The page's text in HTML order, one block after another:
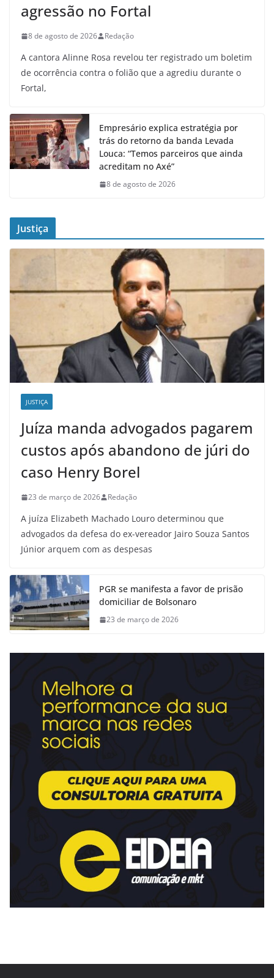
agressão no Fortal
8 de agosto de 2026 Redação
A cantora Alinne Rosa revelou ter registrado um boletim
de ocorrência contra o folião que a agrediu durante o
Fortal,
Empresário explica estratégia por
trás do retorno da banda Levada
Louca: “Temos parceiros que ainda
acreditam no Axé”
8 de agosto de 2026
Justiça
JUSTIÇA
Juíza manda advogados pagarem
custos após abandono de júri do
caso Henry Borel
23 de março de 2026 Redação
A juíza Elizabeth Machado Louro determinou que
advogados da defesa do ex-vereador Jairo Souza Santos
Júnior arquem com as despesas
PGR se manifesta a favor de prisão
domiciliar de Bolsonaro
23 de março de 2026